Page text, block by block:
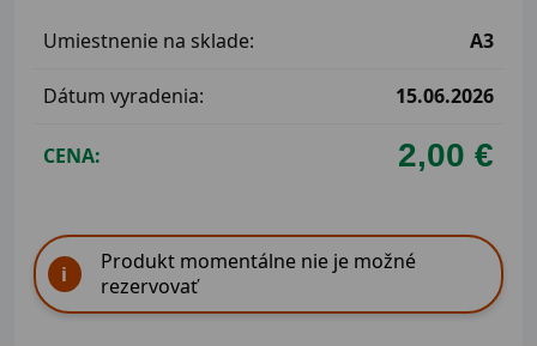
Umiestnenie na sklade: A3
Dátum vyradenia: 15.06.2026
CENA: 2,00 €
Produkt momentálne nie je možné
rezervovať